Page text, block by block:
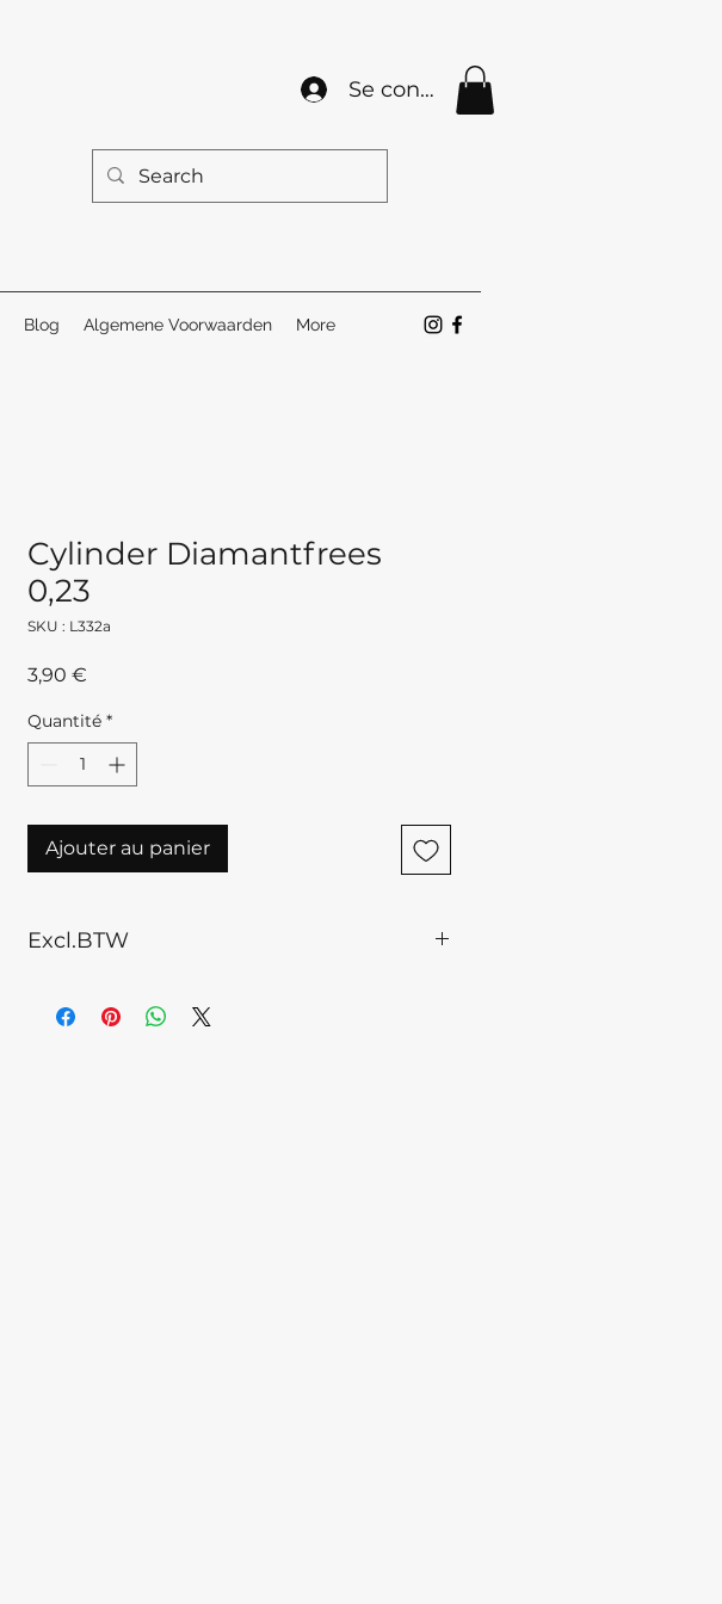
Se connecter
Blog Algemene Voorwaarden More
Cylinder Diamantfrees
0,23
SKU : L332a
3,90 €
Quantité *
Ajouter au panier
Excl.BTW